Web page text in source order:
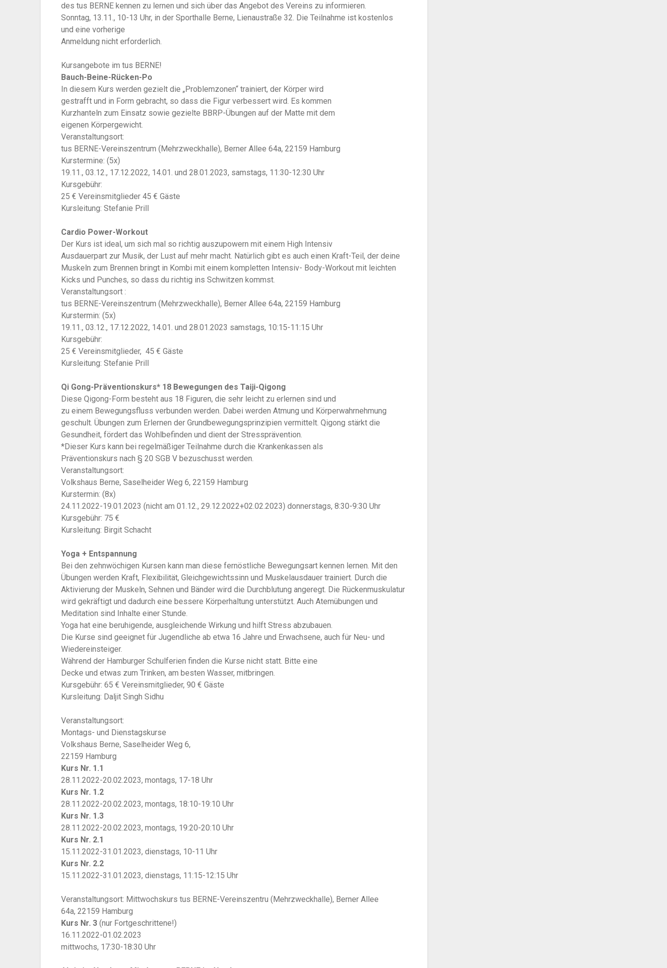
des tus BERNE kennen zu lernen und sich über das Angebot des Vereins zu informieren.
Sonntag, 13.11., 10-13 Uhr, in der Sporthalle Berne, Lienaustraße 32. Die Teilnahme ist kostenlos
und eine vorherige
Anmeldung nicht erforderlich.
Kursangebote im tus BERNE!
Bauch-Beine-Rücken-Po
In diesem Kurs werden gezielt die „Problemzonen“ trainiert, der Körper wird
gestrafft und in Form gebracht, so dass die Figur verbessert wird. Es kommen
Kurzhanteln zum Einsatz sowie gezielte BBRP-Übungen auf der Matte mit dem
eigenen Körpergewicht.
Veranstaltungsort:
tus BERNE-Vereinszentrum (Mehrzweckhalle), Berner Allee 64a, 22159 Hamburg
Kurstermine: (5x)
19.11., 03.12., 17.12.2022, 14.01. und28.01.2023, samstags, 11:30-12:30 Uhr
Kursgebühr:
25 € Vereinsmitglieder45 € Gäste
Kursleitung: Stefanie Prill
Cardio Power-Workout
Der Kurs ist ideal, um sich mal so richtig auszupowern mit einem High Intensiv
Ausdauerpart zur Musik, der Lust auf mehr macht. Natürlich gibt es auch einen Kraft-Teil, der deine
Muskeln zum Brennen bringt in Kombi mit einem kompletten Intensiv- Body-Workout mit leichten
Kicks und Punches, so dass du richtig ins Schwitzen kommst.
Veranstaltungsort :
tus BERNE-Vereinszentrum (Mehrzweckhalle), Berner Allee 64a, 22159 Hamburg
Kurstermin: (5x)
19.11., 03.12., 17.12.2022, 14.01. und 28.01.2023 samstags, 10:15-11:15 Uhr
Kursgebühr:
25 € Vereinsmitglieder, 45 € Gäste
Kursleitung: Stefanie Prill
Qi Gong-Präventionskurs* 18 Bewegungen des Taĳi-Qigong
Diese Qigong-Form besteht aus 18 Figuren, die sehr leicht zu erlernen sind und
zu einem Bewegungsfluss verbunden werden. Dabei werden Atmung und Körperwahrnehmung
geschult. Übungen zum Erlernen der Grundbewegungsprinzipien vermittelt. Qigong stärkt die
Gesundheit, fördert das Wohlbefinden und dient der Stressprävention.
*Dieser Kurs kann bei regelmäßiger Teilnahme durch die Krankenkassen als
Präventionskurs nach § 20 SGB V bezuschusst werden.
Veranstaltungsort:
Volkshaus Berne, Saselheider Weg 6, 22159 Hamburg
Kurstermin: (8x)
24.11.2022-19.01.2023 (nicht am 01.12., 29.12.2022+02.02.2023) donnerstags, 8:30-9:30 Uhr
Kursgebühr: 75 €
Kursleitung: Birgit Schacht
Yoga + Entspannung
Bei den zehnwöchigen Kursen kann man diese fernöstliche Bewegungsart kennen lernen. Mit den
Übungen werden Kraft, Flexibilität, Gleichgewichtssinn und Muskelausdauer trainiert. Durch die
Aktivierung der Muskeln, Sehnen und Bänder wird die Durchblutung angeregt. Die Rückenmuskulatur
wird gekräftigt und dadurch eine bessere Körperhaltung unterstützt. Auch Atemübungen und
Meditation sind Inhalte einer Stunde.
Yoga hat eine beruhigende, ausgleichende Wirkung und hilft Stress abzubauen.
Die Kurse sind geeignet für Jugendliche ab etwa 16 Jahre und Erwachsene, auch für Neu- und
Wiedereinsteiger.
Während der Hamburger Schulferien finden die Kurse nicht statt. Bitte eine
Decke und etwas zum Trinken, am besten Wasser, mitbringen.
Kursgebühr: 65 € Vereinsmitglieder, 90 € Gäste
Kursleitung: Daljit Singh Sidhu
Veranstaltungsort:
Montags- und Dienstagskurse
Volkshaus Berne, Saselheider Weg 6,
22159 Hamburg
Kurs Nr. 1.1
28.11.2022-20.02.2023, montags, 17-18 Uhr
Kurs Nr. 1.2
28.11.2022-20.02.2023, montags, 18:10-19:10 Uhr
Kurs Nr. 1.3
28.11.2022-20.02.2023, montags, 19:20-20:10 Uhr
Kurs Nr. 2.1
15.11.2022-31.01.2023, dienstags, 10-11 Uhr
Kurs Nr. 2.2
15.11.2022-31.01.2023, dienstags, 11:15-12:15 Uhr
Veranstaltungsort: Mittwochskurstus BERNE-Vereinszentru(Mehrzweckhalle), Berner Allee
64a,22159 Hamburg
Kurs Nr. 3 (nur Fortgeschrittene!)
16.11.2022-01.02.2023
mittwochs, 17:30-18:30 Uhr